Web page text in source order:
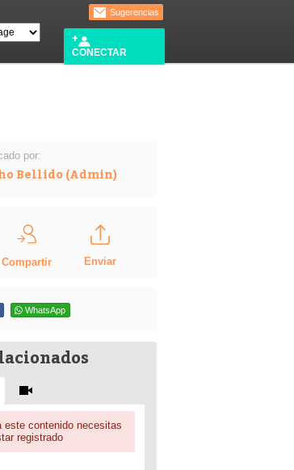
Sugerencias
CONECTAR
por:
Bellido (Admin)
Compartir Enviar
WhatsApp
este contenido necesitas
registrado